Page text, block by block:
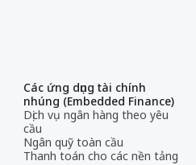
Các ứng dụng tài chính
nhúng (Embedded Finance)
Dịch vụ ngân hàng theo yêu
cầu
Ngân quỹ toàn cầu
Thanh toán cho các nền tảng